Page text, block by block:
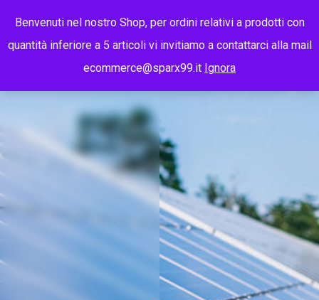
Benvenuti nel nostro Shop, per ordini relativi a prodotti con
quantità inferiore a 5 articoli vi invitiamo a contattarci alla mail
ecommerce@sparx99.it Ignora